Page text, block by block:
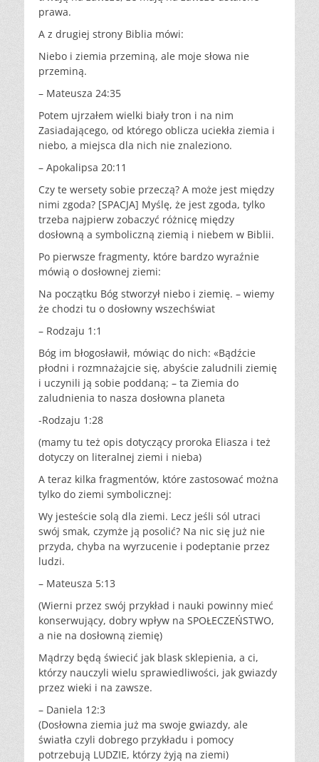
prawa.
A z drugiej strony Biblia mówi:
Niebo i ziemia przeminą, ale moje słowa nie
przeminą.
– Mateusza 24:35
Potem ujrzałem wielki biały tron i na nim
Zasiadającego, od którego oblicza uciekła ziemia i
niebo, a miejsca dla nich nie znaleziono.
– Apokalipsa 20:11
Czy te wersety sobie przeczą? A może jest między
nimi zgoda? [SPACJA] Myślę, że jest zgoda, tylko
trzeba najpierw zobaczyć różnicę między
dosłowną a symboliczną ziemią i niebem w Biblii.
Po pierwsze fragmenty, które bardzo wyraźnie
mówią o dosłownej ziemi:
Na początku Bóg stworzył niebo i ziemię. – wiemy
że chodzi tu o dosłowny wszechświat
– Rodzaju 1:1
Bóg im błogosławił, mówiąc do nich: «Bądźcie
płodni i rozmnażajcie się, abyście zaludnili ziemię
i uczynili ją sobie poddaną; – ta Ziemia do
zaludnienia to nasza dosłowna planeta
-Rodzaju 1:28
(mamy tu też opis dotyczący proroka Eliasza i też
dotyczy on literalnej ziemi i nieba)
A teraz kilka fragmentów, które zastosować można
tylko do ziemi symbolicznej:
Wy jesteście solą dla ziemi. Lecz jeśli sól utraci
swój smak, czymże ją posolić? Na nic się już nie
przyda, chyba na wyrzucenie i podeptanie przez
ludzi.
– Mateusza 5:13
(Wierni przez swój przykład i nauki powinny mieć
konserwujący, dobry wpływ na SPOŁECZEŃSTWO,
a nie na dosłowną ziemię)
Mądrzy będą świecić jak blask sklepienia, a ci,
którzy nauczyli wielu sprawiedliwości, jak gwiazdy
przez wieki i na zawsze.
– Daniela 12:3
(Dosłowna ziemia już ma swoje gwiazdy, ale
światła czyli dobrego przykładu i pomocy
potrzebują LUDZIE, którzy żyją na ziemi)